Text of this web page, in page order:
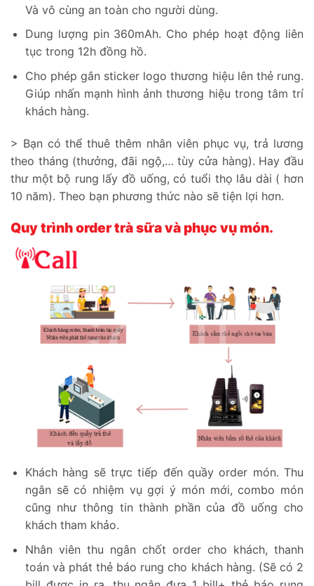
Và vô cùng an toàn cho người dùng.
Dung lượng pin 360mAh. Cho phép hoạt động liên
tục trong 12h đồng hồ.
Cho phép gắn sticker logo thương hiệu lên thẻ rung.
Giúp nhấn mạnh hình ảnh thương hiệu trong tâm trí
khách hàng.
> Bạn có thể thuê thêm nhân viên phục vụ, trả lương
theo tháng (thưởng, đãi ngộ,… tùy cửa hàng). Hay đầu
thư một bộ rung lấy đồ uống, có tuổi thọ lâu dài ( hơn
10 năm). Theo bạn phương thức nào sẽ tiện lợi hơn.
Quy trình order trà sữa và phục vụ món.
Khách hàng sẽ trực tiếp đến quầy order món. Thu
ngân sẽ có nhiệm vụ gợi ý món mới, combo món
cũng như thông tin thành phần của đồ uống cho
khách tham khảo.
Nhân viên thu ngân chốt order cho khách, thanh
toán và phát thẻ báo rung cho khách hàng. (Sẽ có 2